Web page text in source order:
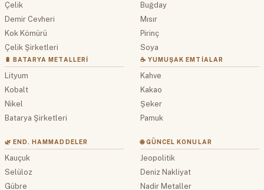
Çelik
Demir Cevheri
Kok Kömürü
Çelik Şirketleri
🔋 BATARYA METALLERI
Lityum
Kobalt
Nikel
Batarya Şirketleri
Buğday
Mısır
Pirinç
Soya
☕ YUMUŞAK EMTIALAR
Kahve
Kakao
Şeker
Pamuk
🌿 END. HAMMADDELER
Kauçuk
Selüloz
Gübre
🌐 GÜNCEL KONULAR
Jeopolitik
Deniz Nakliyat
Nadir Metaller